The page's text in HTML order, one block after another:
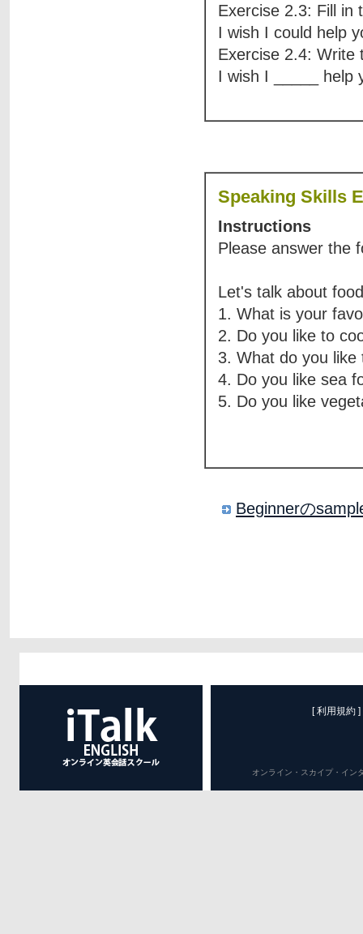
Exercise 2.3: Fill in
I wish I could help
Exercise 2.4: Write
I wish I _____ help
Speaking Skills
Instructions
Please answer the
Let's talk about
1. What is your
2. Do you like to
3. What do you like
4. Do you like sea
5. Do you like
Beginnerの
[ 利用規約 ]
オンライン・スカイプ・イン